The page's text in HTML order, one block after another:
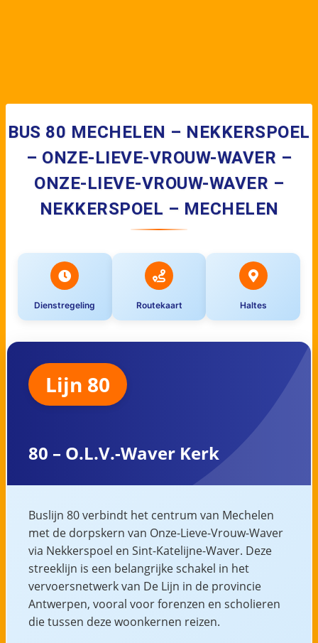
BUS 80 MECHELEN – NEKKERSPOEL
– ONZE-LIEVE-VROUW-WAVER –
ONZE-LIEVE-VROUW-WAVER –
NEKKERSPOEL – MECHELEN
Dienstregeling Routekaart Haltes
Lijn 80
80 – O.L.V.-Waver Kerk
Buslijn 80 verbindt het centrum van Mechelen
met de dorpskern van Onze-Lieve-Vrouw-Waver
via Nekkerspoel en Sint-Katelijne-Waver. Deze
streeklijn is een belangrijke schakel in het
vervoersnetwerk van De Lijn in de provincie
Antwerpen, vooral voor forenzen en scholieren
die tussen deze woonkernen reizen.